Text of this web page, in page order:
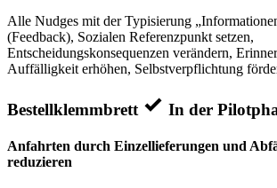
Alle Nudges mit der Typisierung
(Feedback), Sozialen Referenzpunkt setzen,
Entscheidungskonsequenzen verändern,
Auffälligkeit erhöhen, Selbstverpflichtung
Bestellklemmbrett In der
Anfahrten durch Einzellieferungen und
reduzieren